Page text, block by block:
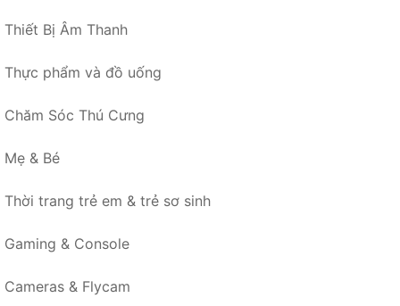
Thiết Bị Âm Thanh
Thực phẩm và đồ uống
Chăm Sóc Thú Cưng
Mẹ & Bé
Thời trang trẻ em & trẻ sơ sinh
Gaming & Console
Cameras & Flycam